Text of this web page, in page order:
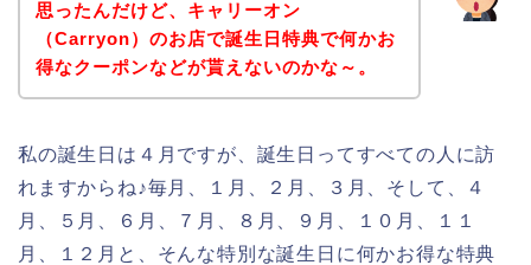
思ったんだけど、キャリーオン
（Carryon）のお店で誕生日特典で何かお
得なクーポンなどが貰えないのかな～。
私の誕生日は４月ですが、誕生日ってすべての人に訪
れますからね♪毎月、１月、２月、３月、そして、４
月、５月、６月、７月、８月、９月、１０月、１１
月、１２月と、そんな特別な誕生日に何かお得な特典